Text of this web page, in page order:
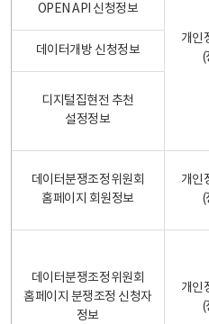
개인
(
OPEN API 신청정보
데이터개방 신청정보
디지털집현전 추천
설정정보
데이터분쟁조정위원회
홈페이지 회원정보
개인
(
데이터분쟁조정위원회
홈페이지 분쟁조정 신청자
정보
개인
(